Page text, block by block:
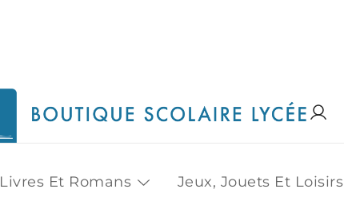
Livres Et Romans Jeux, Jouets Et Loisirs